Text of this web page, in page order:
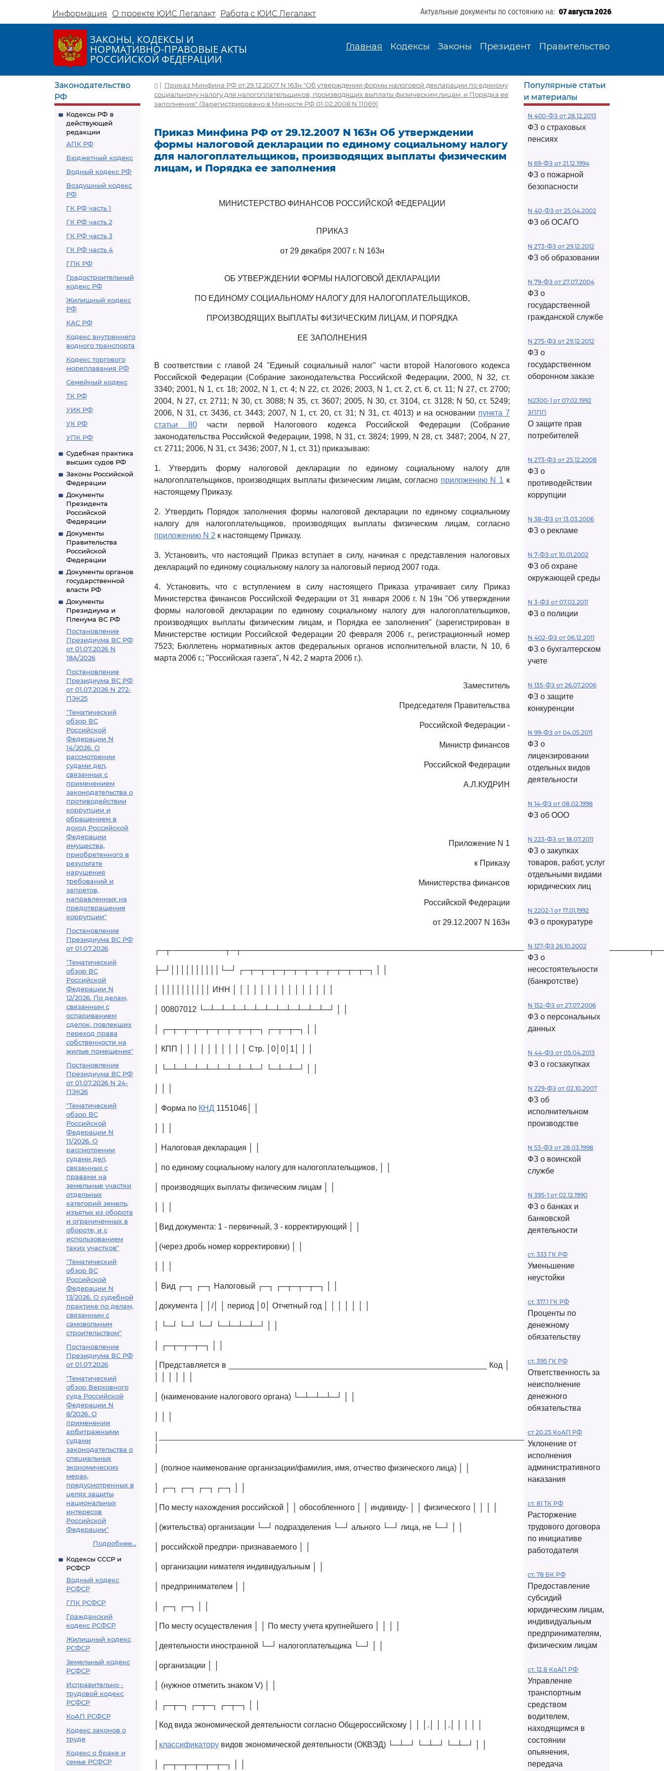
Информация О проекте ЮИС Легалакт Работа с ЮИС Легалакт Актуальные документы по состоянию на: 07 августа 2026
ЗАКОНЫ, КОДЕКСЫ И
НОРМАТИВНО-ПРАВОВЫЕ АКТЫ
РОССИЙСКОЙ ФЕДЕРАЦИИ
Главная Кодексы Законы Президент Правительство
Законодательство
РФ
Кодексы РФ в
действующей
редакции
АПК РФ
Бюджетный кодекс
Водный кодекс РФ
Воздушный кодекс
РФ
ГК РФ часть 1
ГК РФ часть 2
ГК РФ часть 3
ГК РФ часть 4
ГПК РФ
Градостроительный
кодекс РФ
Жилищный кодекс
РФ
КАС РФ
Кодекс внутреннего
водного транспорта
Кодекс торгового
мореплавания РФ
Семейный кодекс
ТК РФ
УИК РФ
УК РФ
УПК РФ
Судебная практика
высших судов РФ
Законы Российской
Федерации
Документы
Президента
Российской
Федерации
Документы
Правительства
Российской
Федерации
Документы органов
государственной
власти РФ
Документы
Президиума и
Пленума ВС РФ
Постановление
Президиума ВС РФ
от 01.07.2026 N
18А/2026
Постановление
Президиума ВС РФ
от 01.07.2026 N 272-
ПЭК25
"Тематический
обзор ВС
Российской
Федерации N
14/2026. О
рассмотрении
судами дел,
связанных с
применением
законодательства о
противодействии
коррупции и
обращением в
доход Российской
Федерации
имущества,
приобретенного в
результате
нарушения
требований и
запретов,
направленных на
предотвращение
коррупции"
Постановление
Президиума ВС РФ
от 01.07.2026
"Тематический
обзор ВС
Российской
Федерации N
12/2026. По делам,
связанным с
оспариванием
сделок, повлекших
переход права
собственности на
жилые помещения"
Постановление
Президиума ВС РФ
от 01.07.2026 N 24-
ПЭК26
"Тематический
обзор ВС
Российской
Федерации N
11/2026. О
рассмотрении
судами дел,
связанных с
правами на
земельные участки
отдельных
категорий земель,
изъятых из оборота
и ограниченных в
обороте, и с
использованием
таких участков"
"Тематический
обзор ВС
Российской
Федерации N
13/2026. О судебной
практике по делам,
связанным с
самовольным
строительством"
Постановление
Президиума ВС РФ
от 01.07.2026
"Тематический
обзор Верховного
суда Российской
Федерации N
8/2026. О
применении
арбитражными
судами
законодательства о
специальных
экономических
мерах,
предусмотренных в
целях защиты
национальных
интересов
Российской
Федерации"
Подробнее...
Кодексы СССР и
РСФСР
Водный кодекс
РСФСР
ГПК РСФСР
Гражданский
кодекс РСФСР
Жилищный кодекс
РСФСР
Земельный кодекс
РСФСР
Исправительно -
трудовой кодекс
РСФСР
КоАП РСФСР
Кодекс законов о
труде
Кодекс о браке и
семье РСФСР
| Приказ Минфина РФ от 29.12.2007 N 163н "Об утверждении формы налоговой декларации по единому
социальному налогу для налогоплательщиков, производящих выплаты физическим лицам, и Порядка ее
заполнения" (Зарегистрировано в Минюсте РФ 01.02.2008 N 11069)
Приказ Минфина РФ от 29.12.2007 N 163н Об утверждении
формы налоговой декларации по единому социальному налогу
для налогоплательщиков, производящих выплаты физическим
лицам, и Порядка ее заполнения
МИНИСТЕРСТВО ФИНАНСОВ РОССИЙСКОЙ ФЕДЕРАЦИИ
ПРИКАЗ
от 29 декабря 2007 г. N 163н
ОБ УТВЕРЖДЕНИИ ФОРМЫ НАЛОГОВОЙ ДЕКЛАРАЦИИ
ПО ЕДИНОМУ СОЦИАЛЬНОМУ НАЛОГУ ДЛЯ НАЛОГОПЛАТЕЛЬЩИКОВ,
ПРОИЗВОДЯЩИХ ВЫПЛАТЫ ФИЗИЧЕСКИМ ЛИЦАМ, И ПОРЯДКА
ЕЕ ЗАПОЛНЕНИЯ
В соответствии с главой 24 "Единый социальный налог" части второй Налогового кодекса
Российской Федерации (Собрание законодательства Российской Федерации, 2000, N 32, ст.
3340; 2001, N 1, ст. 18; 2002, N 1, ст. 4; N 22, ст. 2026; 2003, N 1, ст. 2, ст. 6, ст. 11; N 27, ст. 2700;
2004, N 27, ст. 2711; N 30, ст. 3088; N 35, ст. 3607; 2005, N 30, ст. 3104, ст. 3128; N 50, ст. 5249;
2006, N 31, ст. 3436, ст. 3443; 2007, N 1, ст. 20, ст. 31; N 31, ст. 4013) и на основании пункта 7
статьи 80части первой Налогового кодекса Российской Федерации (Собрание
законодательства Российской Федерации, 1998, N 31, ст. 3824; 1999, N 28, ст. 3487; 2004, N 27,
ст. 2711; 2006, N 31, ст. 3436; 2007, N 1, ст. 31) приказываю:
1. Утвердить форму налоговой декларации по единому социальному налогу для
налогоплательщиков, производящих выплаты физическим лицам, согласно приложению N 1 к
настоящему Приказу.
2. Утвердить Порядок заполнения формы налоговой декларации по единому социальному
налогу для налогоплательщиков, производящих выплаты физическим лицам, согласно
приложению N 2 к настоящему Приказу.
3. Установить, что настоящий Приказ вступает в силу, начиная с представления налоговых
деклараций по единому социальному налогу за налоговый период 2007 года.
4. Установить, что с вступлением в силу настоящего Приказа утрачивает силу Приказ
Министерства финансов Российской Федерации от 31 января 2006 г. N 19н "Об утверждении
формы налоговой декларации по единому социальному налогу для налогоплательщиков,
производящих выплаты физическим лицам, и Порядка ее заполнения" (зарегистрирован в
Министерстве юстиции Российской Федерации 20 февраля 2006 г., регистрационный номер
7523; Бюллетень нормативных актов федеральных органов исполнительной власти, N 10, 6
марта 2006 г.; "Российская газета", N 42, 2 марта 2006 г.).
Заместитель
Председателя Правительства
Российской Федерации -
Министр финансов
Российской Федерации
А.Л.КУДРИН
Приложение N 1
к Приказу
Министерства финансов
Российской Федерации
от 29.12.2007 N 163н
├─┘││││││││││└─┘ ┌─┬─┬─┬─┬─┬─┬─┬─┬─┬─┬─┬─┐ │ │
│ ││││││││││ ИНН │ │ │ │ │ │ │ │ │ │ │ │ │ │ │
│ 00807012 └─┴─┴─┴─┴─┴─┴─┴─┴─┴─┴─┴─┘ │ │
│ ┌─┬─┬─┬─┬─┬─┬─┬─┬─┐ ┌─┬─┬─┐ │ │
│ КПП │ │ │ │ │ │ │ │ │ │ Стр. │0│0│1│ │ │
│ └─┴─┴─┴─┴─┴─┴─┴─┴─┘ └─┴─┴─┘ │ │
│ Форма по КНД 1151046│ │
│ Налоговая декларация │ │
│ по единому социальному налогу для налогоплательщиков, │ │
│ производящих выплаты физическим лицам │ │
│Вид документа: 1 - первичный, 3 - корректирующий │ │
│(через дробь номер корректировки) │ │
│ Вид ┌─┐ ┌─┐ Налоговый ┌─┐ ┌─┬─┬─┬─┐ │ │
│документа │ │/│ │ период │0│ Отчетный год │ │ │ │ │ │ │
│ └─┘ └─┘ └─┘ └─┴─┴─┴─┘ │ │
│ ┌─┬─┬─┬─┐ │ │
│Представляется в __________________________________________________________ Код │
│ (наименование налогового органа) └─┴─┴─┴─┘ │ │
│__________________________________________________________________________________________│
│ (полное наименование организации/фамилия, имя, отчество физического лица) │ │
│ ┌─┐ ┌─┐ ┌─┐ ┌─┐ │ │
│По месту нахождения российской │ │ обособленного │ │ индивиду- │ │ физического │ │ │ │
│(жительства) организации └─┘ подразделения └─┘ ального └─┘ лица, не └─┘ │ │
│ российской предпри- признаваемого │ │
│ организации нимателя индивидуальным │ │
│ предпринимателем │ │
│ ┌─┐ ┌─┐ │ │
│По месту осуществления │ │ По месту учета крупнейшего │ │ │ │
│деятельности иностранной └─┘ налогоплательщика └─┘ │ │
│организации │ │
│ (нужное отметить знаком V) │ │
│ ┌─┬─┐ ┌─┬─┐ ┌─┬─┐ │ │
│Код вида экономической деятельности согласно Общероссийскому │ │ │.│ │ │.│ │ │ │ │
классификатору видов экономической деятельности (ОКВЭД) └─┴─┘ └─┴─┘ └─┴─┘ │ │
│ ┌─┬─┬─┬─┬─┬─┐ │ │
Популярные статьи
и материалы
N 400-ФЗ от 28.12.2013
ФЗ о страховых
пенсиях
N 69-ФЗ от 21.12.1994
ФЗ о пожарной
безопасности
N 40-ФЗ от 25.04.2002
ФЗ об ОСАГО
N 273-ФЗ от 29.12.2012
ФЗ об образовании
N 79-ФЗ от 27.07.2004
ФЗ о
государственной
гражданской службе
N 275-ФЗ от 29.12.2012
ФЗ о
государственном
оборонном заказе
N2300-1 от 07.02.1992
ЗППП
О защите прав
потребителей
N 273-ФЗ от 25.12.2008
ФЗ о
противодействии
коррупции
N 38-ФЗ от 13.03.2006
ФЗ о рекламе
N 7-ФЗ от 10.01.2002
ФЗ об охране
окружающей среды
N 3-ФЗ от 07.02.2011
ФЗ о полиции
N 402-ФЗ от 06.12.2011
ФЗ о бухгалтерском
учете
N 135-ФЗ от 26.07.2006
ФЗ о защите
конкуренции
N 99-ФЗ от 04.05.2011
ФЗ о
лицензировании
отдельных видов
деятельности
N 14-ФЗ от 08.02.1998
ФЗ об ООО
N 223-ФЗ от 18.07.2011
ФЗ о закупках
товаров, работ, услуг
отдельными видами
юридических лиц
N 2202-1 от 17.01.1992
ФЗ о прокуратуре
N 127-ФЗ 26.10.2002
ФЗ о
несостоятельности
(банкротстве)
N 152-ФЗ от 27.07.2006
ФЗ о персональных
данных
N 44-ФЗ от 05.04.2013
ФЗ о госзакупках
N 229-ФЗ от 02.10.2007
ФЗ об
исполнительном
производстве
N 53-ФЗ от 28.03.1998
ФЗ о воинской
службе
N 395-1 от 02.12.1990
ФЗ о банках и
банковской
деятельности
ст. 333 ГК РФ
Уменьшение
неустойки
ст. 317.1 ГК РФ
Проценты по
денежному
обязательству
ст. 395 ГК РФ
Ответственность за
неисполнение
денежного
обязательства
ст 20.25 КоАП РФ
Уклонение от
исполнения
административного
наказания
ст. 81 ТК РФ
Расторжение
трудового договора
по инициативе
работодателя
ст. 78 БК РФ
Предоставление
субсидий
юридическим лицам,
индивидуальным
предпринимателям,
физическим лицам
ст. 12.8 КоАП РФ
Управление
транспортным
средством
водителем,
находящимся в
состоянии
опьянения,
передача